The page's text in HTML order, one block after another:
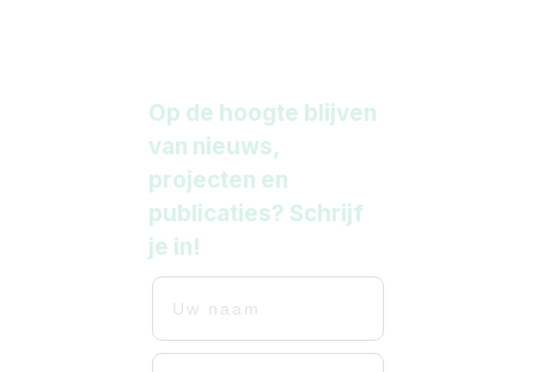
Op de hoogte blijven
van nieuws,
projecten en
publicaties? Schrijf
je in!
Uw naam
Uw mailadres